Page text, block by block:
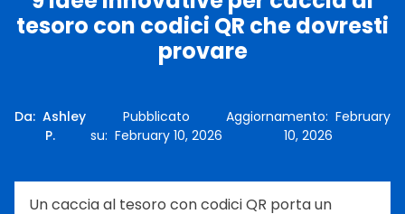
tesoro con codici QR che dovresti
provare
Da: Ashley
P.
Pubblicato
su: February 10, 2026
Aggiornamento: February
10, 2026
Un caccia al tesoro con codici QR porta un